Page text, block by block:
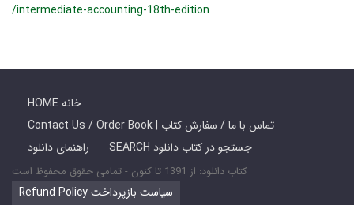
/intermediate-accounting-18th-edition
HOME خانه
Contact Us / Order Book | تماس با ما / سفارش کتاب
راهنمای دانلود
SEARCH جستجو در کتاب دانلود
کتاب دانلود: از 1391 تا کنون - تمامی حقوق محفوظ است
Refund Policy سیاست بازپرداخت